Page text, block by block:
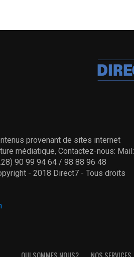
provenant de sites internet
médiatique, Contactez-nous: Mail:
90 99 94 64 / 98 88 96 48
- 2018 Direct7 - Tous droits